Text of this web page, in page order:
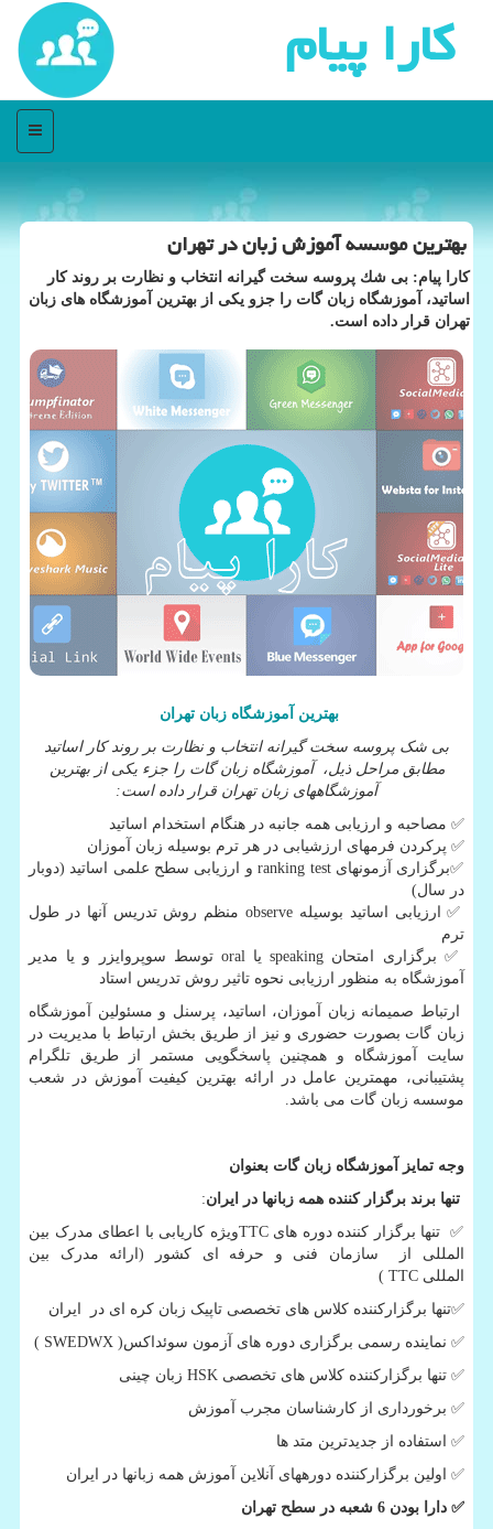
كارا پیام
منو
بهترین موسسه آموزش زبان در تهران
كارا پیام: بی شك پروسه سخت گیرانه انتخاب و نظارت بر روند كار
اساتید، آموزشگاه زبان گات را جزو یكی از بهترین آموزشگاه های زبان
تهران قرار داده است.
بهترین آموزشگاه زبان تهران
بی شک پروسه سخت گیرانه انتخاب و نظارت بر روند کار اساتید
مطابق مراحل ذیل، آموزشگاه زبان گات را جزء یکی از بهترین
آموزشگاههای زبان تهران قرار داده است:
✅ مصاحبه و ارزیابی همه جانبه در هنگام استخدام اساتید
✅ پرکردن فرمهای ارزشیابی در هر ترم بوسیله زبان آموزان
✅برگزاری آزمونهایranking testو ارزیابی سطح علمی اساتید (دوبار
در سال)
✅ارزیابی اساتید بوسیله observe منظم روش تدریس آنها در طول
ترم
✅ برگزاری امتحان speaking یا oralتوسط سوپروایزر و یا مدیر
آموزشگاه به منظور ارزیابی نحوه تاثیر روش تدریس استاد
ارتباط صمیمانه زبان آموزان، اساتید، پرسنل و مسئولین آموزشگاه
زبان گات بصورت حضوری و نیز از طریق بخش ارتباط با مدیریت در
سایت آموزشگاه و همچنین پاسخگویی مستمر از طریق تلگرام
پشتیبانی، مهمترین عامل در ارائه بهترین کیفیت آموزش در شعب
موسسه زبان گات می باشد.
وجه تمایز آموزشگاه زبان گات بعنوان
تنها برند برگزار کننده همه زبانها در ایران:
✅ تنها برگزار کننده دوره های TTCویژه کاریابی با اعطای مدرک بین
المللی از سازمان فنی و حرفه ای کشور (ارائه مدرک بین
المللی TTC
)
✅تنها برگزارکننده کلاس های تخصصی تاپیک زبان کره ای در ایران
✅ نماینده رسمی برگزاری دوره های آزمون سوئداکس( SWEDWX
)
✅ تنها برگزارکننده کلاس های تخصصی HSK زبان چینی
✅ برخورداری از کارشناسان مجرب آموزش
✅ استفاده از جدیدترین متد ها
✅ اولین برگزارکننده دوره­های آنلاین آموزش همه زبانها در ایران
✅ دارا بودن 6 شعبه در سطح تهران